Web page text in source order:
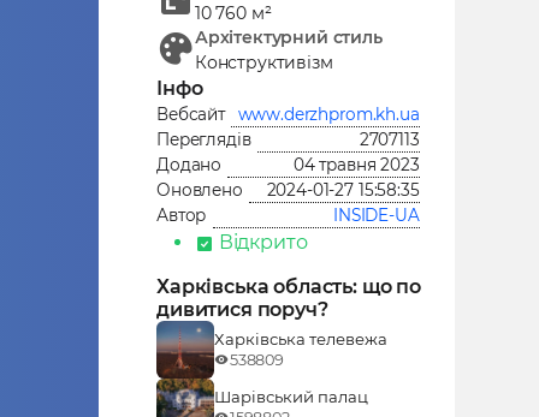
10 760 м²
Архітектурний стиль
Конструктивізм
Інфо
Вебсайт
www.derzhprom.kh.ua
Переглядів
2707113
Додано
04 травня 2023
Оновлено
2024-01-27 15:58:35
Автор
INSIDE-UA
Відкрито
Харківська область: що по
дивитися поруч?
Харківська телевежа
538809
Шарівський палац